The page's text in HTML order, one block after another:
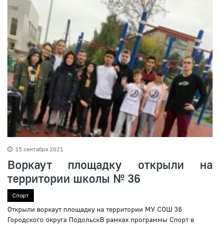
15 сентября 2021
Воркаут площадку открыли на
территории школы № 36
Спорт
Открыли воркаут площадку на территории МУ СОШ 36
Городского округа ПодольскВ рамках программы Спорт в